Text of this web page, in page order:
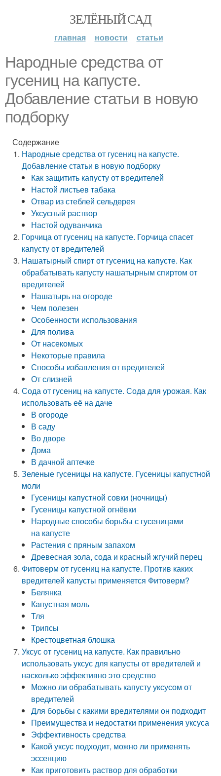
ЗЕЛЁНЫЙ САД
главная новости статьи
Народные средства от
гусениц на капусте.
Добавление статьи в новую
подборку
Содержание
Народные средства от гусениц на капусте.
Добавление статьи в новую подборку
Как защитить капусту от вредителей
Настой листьев табака
Отвар из стеблей сельдерея
Уксусный раствор
Настой одуванчика
Горчица от гусениц на капусте. Горчица спасет
капусту от вредителей
Нашатырный спирт от гусениц на капусте. Как
обрабатывать капусту нашатырным спиртом от
вредителей
Нашатырь на огороде
Чем полезен
Особенности использования
Для полива
От насекомых
Некоторые правила
Способы избавления от вредителей
От слизней
Сода от гусениц на капусте. Сода для урожая. Как
использовать её на даче
В огороде
В саду
Во дворе
Дома
В дачной аптечке
Зеленые гусеницы на капусте. Гусеницы капустной
моли
Гусеницы капустной совки (ночницы)
Гусеницы капустной огнёвки
Народные способы борьбы с гусеницами
на капусте
Растения с пряным запахом
Древесная зола, сода и красный жгучий перец
Фитоверм от гусениц на капусте. Против каких
вредителей капусты применяется Фитоверм?
Белянка
Капустная моль
Тля
Трипсы
Крестоцветная блошка
Уксус от гусениц на капусте. Как правильно
использовать уксус для капусты от вредителей и
насколько эффективно это средство
Можно ли обрабатывать капусту уксусом от
вредителей
Для борьбы с какими вредителями он подходит
Преимущества и недостатки применения уксуса
Эффективность средства
Какой уксус подходит, можно ли применять
эссенцию
Как приготовить раствор для обработки